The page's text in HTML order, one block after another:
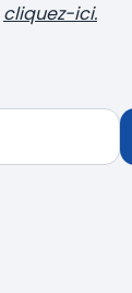
cliquez-ici.